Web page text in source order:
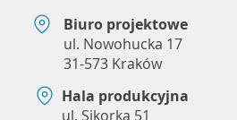
Biuro projektowe
ul. Nowohucka 17
31-573 Kraków
Hala produkcyjna
ul. Sikorka 51